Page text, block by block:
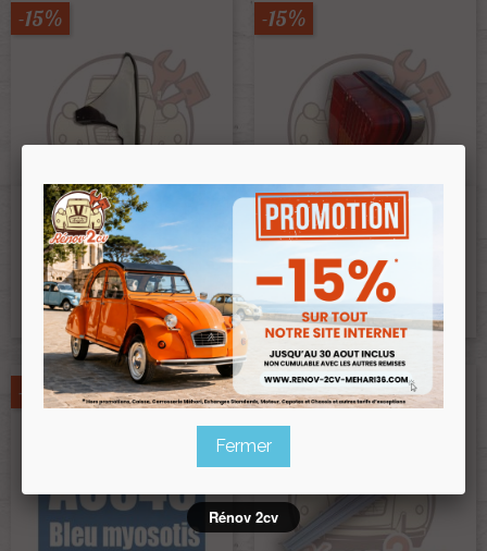
Butoir De Pare Chocs Avant
Dyane Et Acadiane Inox
Ref :001018
45,00 €
Prix public :38,25 €
Prix club Renov 2cv:38,25 €
-15%
Enjoliveur Chrome De Feu
Arriere Droit 2cv
10,65 €
Prix public :9,05 €
Prix clubRenov 2cv:9,05 €
-15%
-15% -15%
Fermer
Rénov 2cv